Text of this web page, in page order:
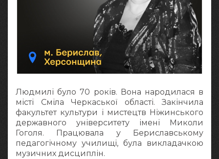
Людмилі було 70 років. Вона народилася в
місті Сміла Черкаської області. Закінчила
факультет культури і мистецтв Ніжинського
державного університету імені Миколи
Гоголя. Працювала у Бериславському
педагогічному училищі, була викладачкою
музичних дисциплін.